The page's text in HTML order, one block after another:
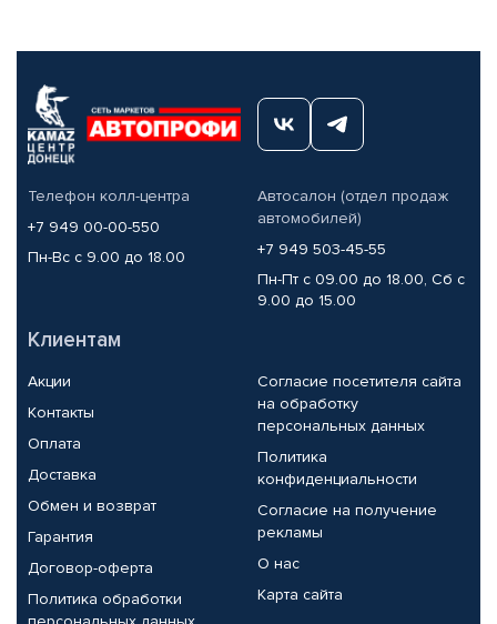
Телефон колл-центра
+7 949 00-00-550
Пн-Вс с 9.00 до 18.00
Автосалон (отдел продаж
автомобилей)
+7 949 503-45-55
Пн-Пт с 09.00 до 18.00, Сб с
9.00 до 15.00
Клиентам
Акции
Контакты
Оплата
Доставка
Обмен и возврат
Гарантия
Договор-оферта
Политика обработки
Согласие посетителя сайта
на обработку
персональных данных
Политика
конфиденциальности
Согласие на получение
рекламы
О нас
Карта сайта